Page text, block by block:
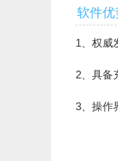
软件优
1、权威
2、具备
3、操作